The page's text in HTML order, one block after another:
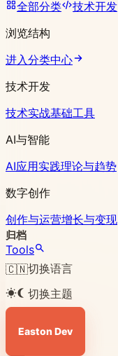
全部分类 技术开发
浏览结构
进入分类中心
技术开发
技术实战基础工具
AI与智能
AI应用实践理论与趋势
数字创作
创作与运营增长与变现
归档
Tools
🇨🇳切换语言
切换主题
Easton Dev